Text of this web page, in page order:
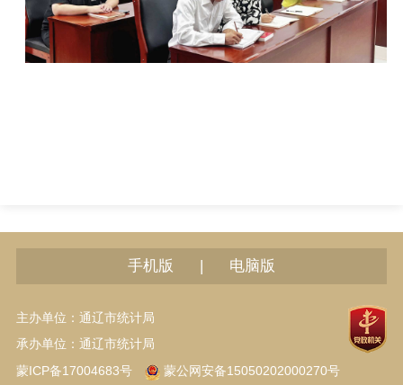
手机版 | 电脑版
主办单位：通辽市统计局
承办单位：通辽市统计局
蒙ICP备17004683号
蒙公网安备15050202000270号